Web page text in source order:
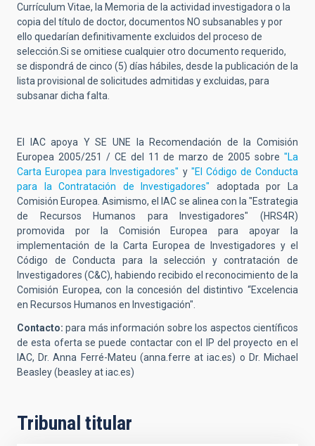
Currículum Vitae, la Memoria de la actividad investigadora o la
copia del título de doctor, documentos NO subsanables y por
ello quedarían definitivamente excluidos del proceso de
selección.Si se omitiese cualquier otro documento requerido,
se dispondrá de cinco (5) días hábiles, desde la publicación de la
lista provisional de solicitudes admitidas y excluidas, para
subsanar dicha falta.
El IAC apoya Y SE UNE la Recomendación de la Comisión
Europea 2005/251 / CE del 11 de marzo de 2005 sobre "La
Carta Europea para Investigadores" y "El Código de Conducta
para la Contratación de Investigadores" adoptada por La
Comisión Europea. Asimismo, el IAC se alinea con la "Estrategia
de Recursos Humanos para Investigadores" (HRS4R)
promovida por la Comisión Europea para apoyar la
implementación de la Carta Europea de Investigadores y el
Código de Conducta para la selección y contratación de
Investigadores (C&C), habiendo recibido el reconocimiento de la
Comisión Europea, con la concesión del distintivo “Excelencia
en Recursos Humanos en Investigación".
Contacto: para más información sobre los aspectos científicos
de esta oferta se puede contactar con el IP del proyecto en el
IAC, Dr. Anna Ferré-Mateu (anna.ferre at iac.es) o Dr. Michael
Beasley (beasley at iac.es)
Tribunal titular